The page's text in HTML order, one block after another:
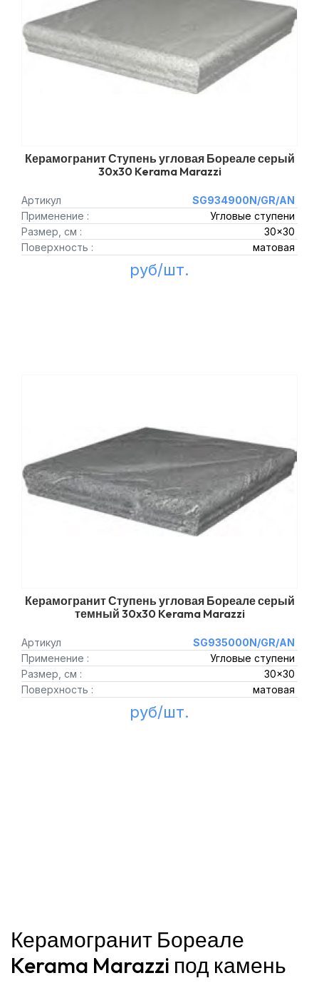
Керамогранит Ступень угловая Бореале серый
30x30 Kerama Marazzi
Артикул
SG934900N/GR/AN
Применение :
Угловые ступени
Размер, см :
30x30
Поверхность :
матовая
руб/шт.
Керамогранит Ступень угловая Бореале серый
темный 30x30 Kerama Marazzi
Артикул
SG935000N/GR/AN
Применение :
Угловые ступени
Размер, см :
30x30
Поверхность :
матовая
руб/шт.
Керамогранит Бореале
Kerama Marazzi под камень